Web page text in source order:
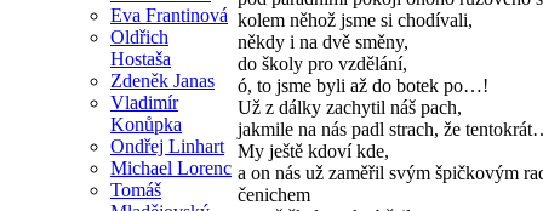
Eva Frantinová
Oldřich
Hostaša
Zdeněk Janas
Vladimír
Konůpka
Ondřej Linhart
Michael Lorenc
Tomáš
kolem něhož jsme si chodívali,
někdy i na dvě směny,
do školy pro vzdělání,
ó, to jsme byli až do botek po…!
Už z dálky zachytil náš pach,
jakmile na nás padl strach, že
My ještě kdoví kde,
a on nás už zaměřil svým špičkovým
čenichem